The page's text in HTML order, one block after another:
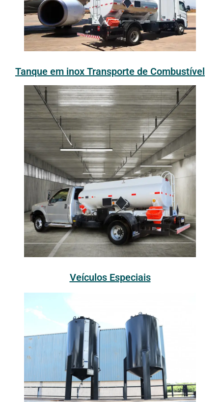
Tanque em inox Transporte de Combustível
Veículos Especiais